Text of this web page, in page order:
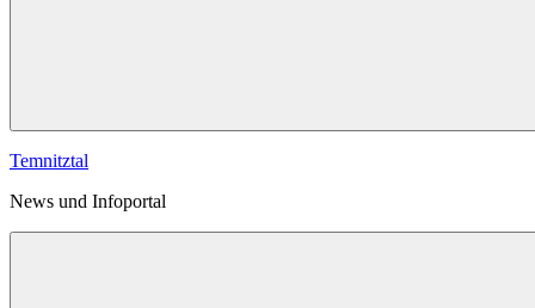
Temnitztal
News und Infoportal